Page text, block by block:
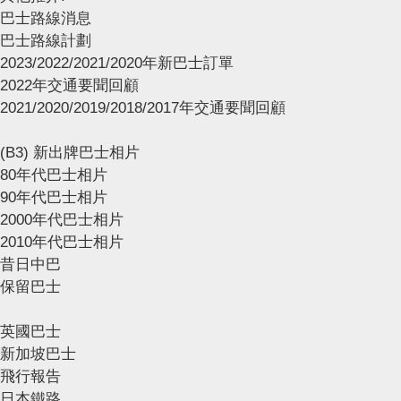
巴士路線消息
巴士路線計劃
2023/2022/2021/2020年新巴士訂單
2022年交通要聞回顧
2021/2020/2019/2018/2017年交通要聞回顧
(B3) 新出牌巴士相片
80年代巴士相片
90年代巴士相片
2000年代巴士相片
2010年代巴士相片
昔日中巴
保留巴士
英國巴士
新加坡巴士
飛行報告